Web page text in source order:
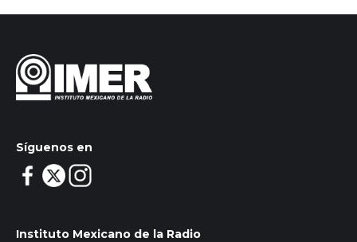
Síguenos en
Instituto Mexicano de la Radio